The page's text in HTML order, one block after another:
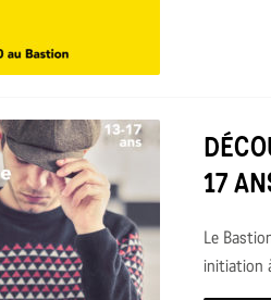
17
Le
initiation